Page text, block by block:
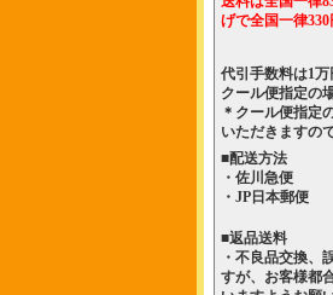
げで全国一律330
代引手数料は1万
クール便指定の
＊クール便指定
いただきますの
■配送方法
・佐川急便
・JP日本郵便
■返品送料
・不良品交換、
すが、お客様都